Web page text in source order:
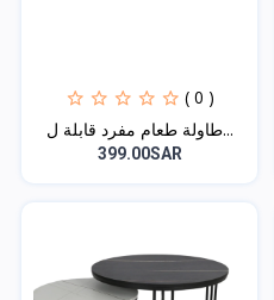
( 0 )
طاولة طعام مفرد قابلة ل...
399.00SAR